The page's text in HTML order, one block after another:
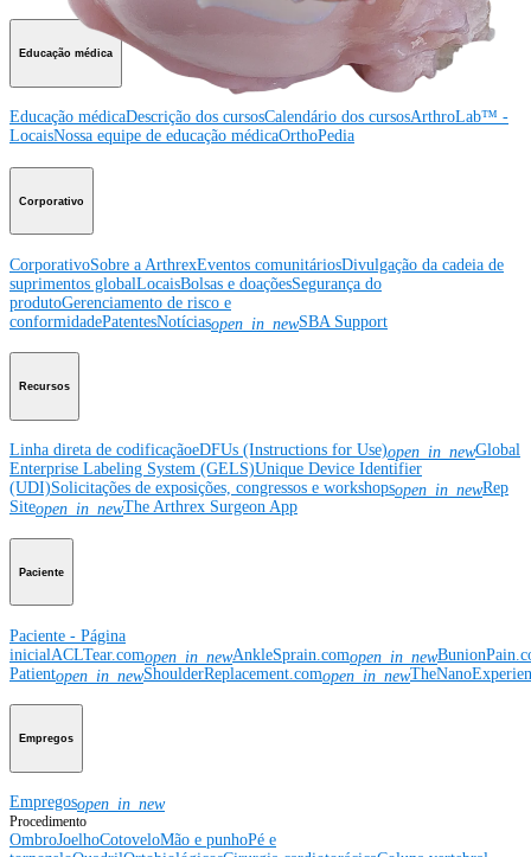
Educação médica
Educação médicaDescrição dos cursosCalendário dos cursosArthroLab™ -
LocaisNossa equipe de educação médicaOrthoPedia
Corporativo
CorporativoSobre a ArthrexEventos comunitáriosDivulgação da cadeia de
suprimentos globalLocaisBolsas e doaçõesSegurança do
produtoGerenciamento de risco e
conformidadePatentesNotíciasopen_in_newSBA Support
Recursos
Linha direta de codificaçãoeDFUs (Instructions for Use)open_in_newGlobal
Enterprise Labeling System (GELS)Unique Device Identifier
(UDI)Solicitações de exposições, congressos e workshopsopen_in_newRep
Siteopen_in_newThe Arthrex Surgeon App
Paciente
Paciente - Página
inicial ACLTear.comopen_in_newAnkleSprain.comopen_in_new
Patientopen_in_newShoulderReplacement.comopen_in_new
Empregos
Empregosopen_in_new
Procedimento
OmbroJoelhoCotoveloMão e punhoPé e